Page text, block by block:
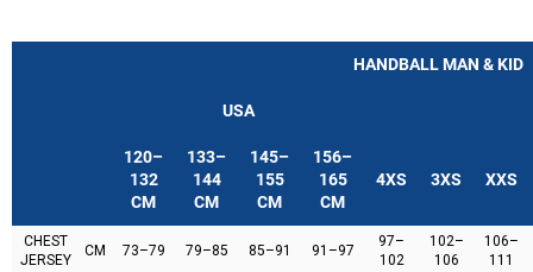
HANDBALL MAN & KID
USA
120–
132
CM
133–
144
CM
145–
155
CM
156–
165
CM
4XS 3XS XXS
CHEST
JERSEY
CM 73–79 79–85 85–91 91–97
97–
102
102–
106
106–
111